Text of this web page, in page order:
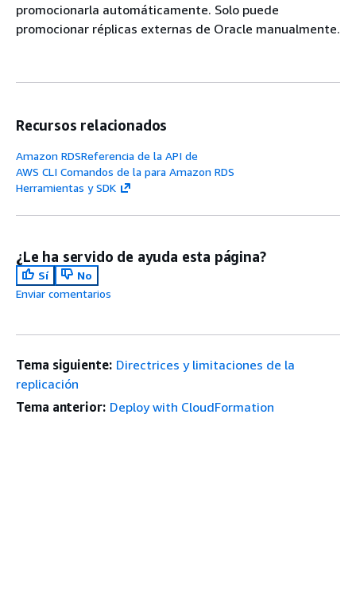
promocionarla automáticamente. Solo puede
promocionar réplicas externas de Oracle manualmente.
Recursos relacionados
Amazon RDSReferencia de la API de
AWS CLI Comandos de la para Amazon RDS
Herramientas y SDK
¿Le ha servido de ayuda esta página?
Sí
No
Enviar comentarios
Tema siguiente: Directrices y limitaciones de la
replicación
Tema anterior: Deploy with CloudFormation